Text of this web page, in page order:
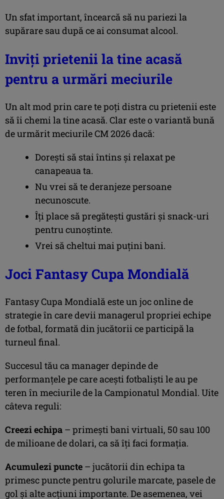
Un sfat important, încearcă să nu pariezi la
supărare sau după ce ai consumat alcool.
Inviți prietenii la tine acasă
pentru a urmări meciurile
Un alt mod prin care te poți distra cu prietenii este
să îi chemi la tine acasă. Clar este o variantă bună
de urmărit meciurile CM 2026 dacă:
Dorești să stai întins și relaxat pe
canapeaua ta.
Nu vrei să te deranjeze persoane
necunoscute.
Îți place să pregătești gustări și snack-uri
pentru cunoștinte.
Vrei să cheltui mai puțini bani.
Joci Fantasy Cupa Mondială
Fantasy Cupa Mondială este un joc online de
strategie în care devii managerul propriei echipe
de fotbal, formată din jucătorii ce participă la
turneul final.
Succesul tău ca manager depinde de
performanțele pe care acești fotbaliști le au pe
teren în meciurile de la Campionatul Mondial. Uite
câteva reguli:
Creezi echipa – primești bani virtuali, 50 sau 100
de milioane de dolari, ca să îți faci formația.
Acumulezi puncte – jucătorii din echipa ta
primesc puncte pentru golurile marcate, pasele de
gol și alte acțiuni importante. De asemenea, vei